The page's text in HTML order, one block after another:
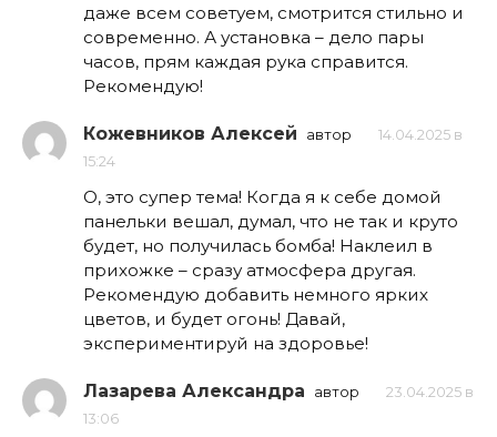
даже всем советуем, смотрится стильно и
современно. А установка – дело пары
часов, прям каждая рука справится.
Рекомендую!
Кожевников Алексей автор
14.04.2025 в
15:24
О, это супер тема! Когда я к себе домой
панельки вешал, думал, что не так и круто
будет, но получилась бомба! Наклеил в
прихожке – сразу атмосфера другая.
Рекомендую добавить немного ярких
цветов, и будет огонь! Давай,
экспериментируй на здоровье!
Лазарева Александра автор
23.04.2025 в
13:06